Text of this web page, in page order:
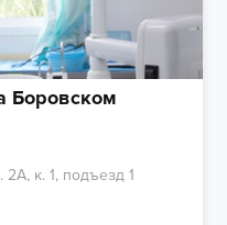
Боровском
к. 1, подъезд 1